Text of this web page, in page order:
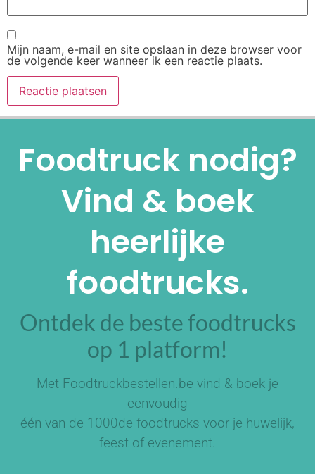
Mijn naam, e-mail en site opslaan in deze browser voor
de volgende keer wanneer ik een reactie plaats.
Foodtruck nodig?
Vind & boek
heerlijke
foodtrucks.
Ontdek de beste foodtrucks
op 1 platform!
Met Foodtruckbestellen.be vind & boek je
eenvoudig
één van de 1000de foodtrucks voor je huwelijk,
feest of evenement.